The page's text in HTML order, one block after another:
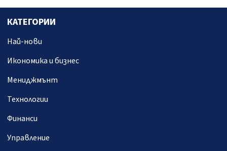
КАТЕГОРИИ
Най-нови
Икономика и бизнес
Мениджмънт
Технологии
Финанси
Управление